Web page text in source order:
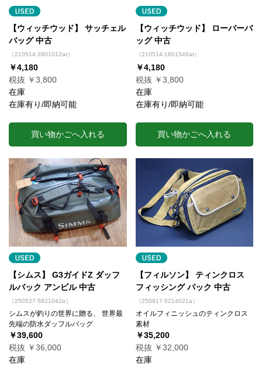
【ウィッチウッド】 サッチェル
バッグ 中古
（210514-3901012at）
￥4,180
税抜 ￥3,800
在庫
在庫有り/即納可能
買い物かごへ入れる
【ウィッチウッド】 ローバーバ
ッグ 中古
（210514-1801546at）
￥4,180
税抜 ￥3,800
在庫
在庫有り/即納可能
買い物かごへ入れる
【シムス】 G3ガイドZ ダッフ
ルバック アンビル 中古
（250527-5821042a）
シムスが釣りの世界に贈る、 世界最
先端の防水ダッフルバッグ
￥39,600
税抜 ￥36,000
在庫
【フィルソン】 ティンクロス
フィッシング パック 中古
（250917-5214021a）
オイルフィニッシュのティンクロス
素材
￥35,200
税抜 ￥32,000
在庫